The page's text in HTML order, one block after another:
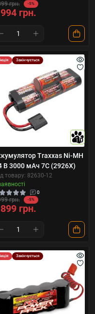
грн. -5%
грн.
Закінчується
10
Traxxas Ni-MH
В 3000 мАч 7С (2926X)
товару: 82630-12
0
грн. -5%
грн.
Закінчується